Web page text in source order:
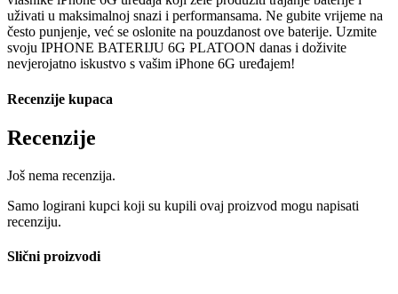
uživati u maksimalnoj snazi i performansama. Ne gubite vrijeme na
često punjenje, već se oslonite na pouzdanost ove baterije. Uzmite
svoju IPHONE BATERIJU 6G PLATOON danas i doživite
nevjerojatno iskustvo s vašim iPhone 6G uređajem!
Recenzije kupaca
Recenzije
Još nema recenzija.
Samo logirani kupci koji su kupili ovaj proizvod mogu napisati
recenziju.
Slični proizvodi